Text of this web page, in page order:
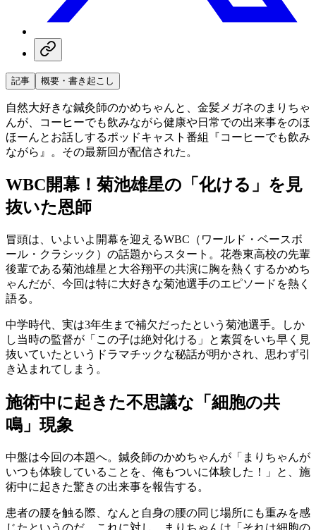
記事 概要・書き起こし
自然大好きな鍼灸師のかめちゃんと、金髪メガネのまりちゃ
んが、コーヒーでも飲みながら健康や日常での出来事をのほ
ほーんとお話しするポッドキャスト番組『コーヒーでも飲み
ながら』。その最新回が配信された。
WBC開幕！菊池雄星の「化ける」を見
抜いた恩師
冒頭は、いよいよ開幕を迎えるWBC（ワールド・ベースボ
ール・クラシック）の話題からスタート。花巻東高校の先輩
後輩である菊池雄星と大谷翔平の共演に胸を熱くするかめち
ゃんだが、今回は特に大好きな菊池選手のエピソードを熱く
語る。
中学時代、実は3年生まで補欠だったという菊池選手。しか
し当時の監督が「この子は絶対化ける」と素質をいち早く見
抜いていたというドラマチックな秘話が明かされ、思わず引
き込まれてしまう。
施術中に起きた不思議な「細胞の共
鳴」現象
中盤は今回の本題へ。鍼灸師のかめちゃんが「まりちゃんが
いつも体験していることを、俺もついに体験した！」と、施
術中に起きた驚きの出来事を報告する。
患者の腰を触る際、なんと自身の腰の同じ場所にも重みを感